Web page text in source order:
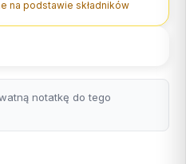
na podstawie składników
notatkę do tego